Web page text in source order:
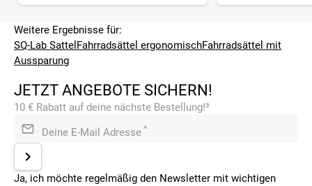
Weitere Ergebnisse für:
SQ-Lab Sattel Fahrradsättel ergonomischFahrradsättel mit
Aussparung
JETZT ANGEBOTE SICHERN!
10 € Rabatt auf deine nächste Bestellung!³
Deine E-Mail Adresse *
Ja, ich möchte regelmäßig den Newsletter mit wichtigen